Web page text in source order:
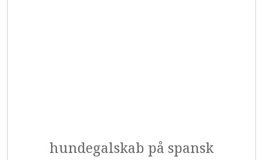
hundegalskab på spansk